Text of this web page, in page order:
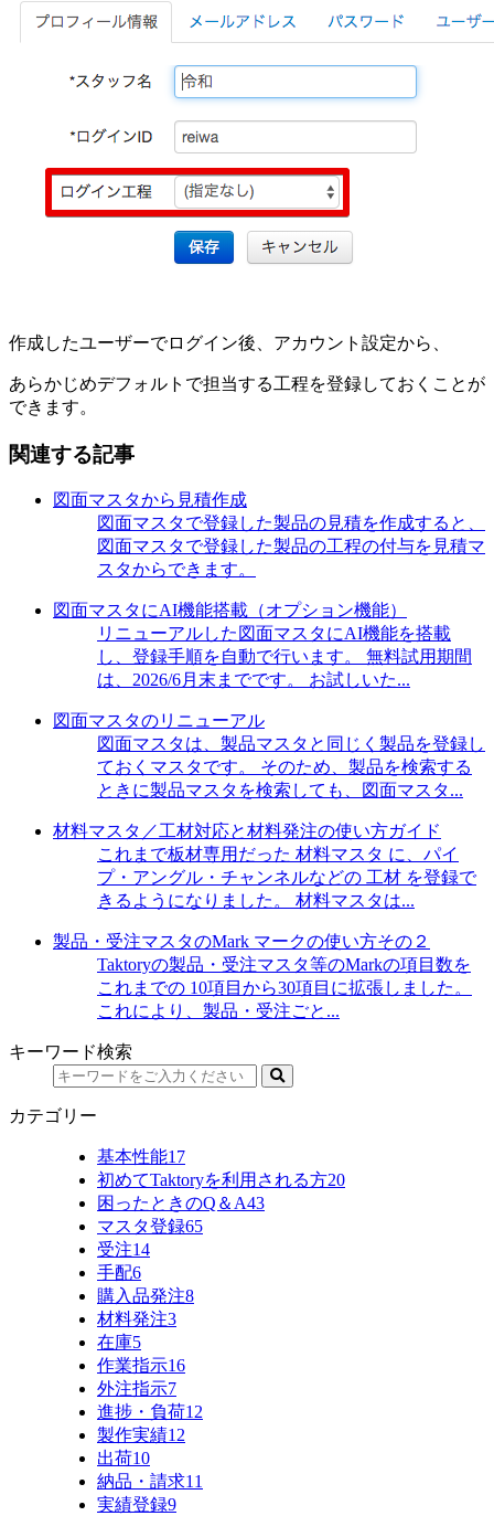
作成したユーザーでログイン後、アカウント設定から、
あらかじめデフォルトで担当する工程を登録しておくことが
できます。
関連する記事
図面マスタから見積作成
図面マスタで登録した製品の見積を作成すると、
図面マスタで登録した製品の工程の付与を見積マ
スタからできます。
図面マスタにAI機能搭載（オプション機能）
リニューアルした図面マスタにAI機能を搭載
し、登録手順を自動で行います。 無料試用期間
は、2026/6月末までです。 お試しいた...
図面マスタのリニューアル
図面マスタは、製品マスタと同じく製品を登録し
ておくマスタです。 そのため、製品を検索する
ときに製品マスタを検索しても、図面マスタ...
材料マスタ／工材対応と材料発注の使い方ガイド
これまで板材専用だった 材料マスタ に、パイ
プ・アングル・チャンネルなどの 工材 を登録で
きるようになりました。 材料マスタは...
製品・受注マスタのMark マークの使い方その２
Taktoryの製品・受注マスタ等のMarkの項目数を
これまでの 10項目から30項目に拡張しました。
これにより、製品・受注ごと...
キーワード検索
カテゴリー
基本性能17
初めてTaktoryを利用される方20
困ったときのQ＆A43
マスタ登録65
受注14
手配6
購入品発注8
材料発注3
在庫5
作業指示16
外注指示7
進捗・負荷12
製作実績12
出荷10
納品・請求11
実績登録9